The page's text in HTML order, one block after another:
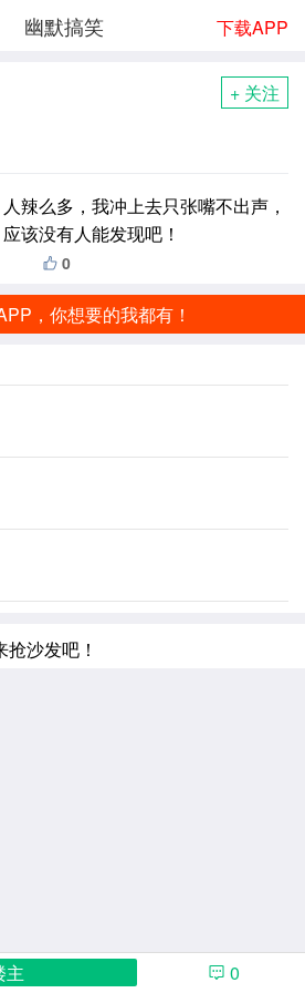
幽默搞笑 下载APP
+ 关注
辣么多，我冲上去只张嘴不出声，
该没有人能发现吧！
0
，你想要的我都有！
沙发吧！
主 0